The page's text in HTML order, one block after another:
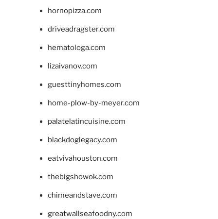
hornopizza.com
driveadragster.com
hematologa.com
lizaivanov.com
guesttinyhomes.com
home-plow-by-meyer.com
palatelatincuisine.com
blackdoglegacy.com
eatvivahouston.com
thebigshowok.com
chimeandstave.com
greatwallseafoodny.com